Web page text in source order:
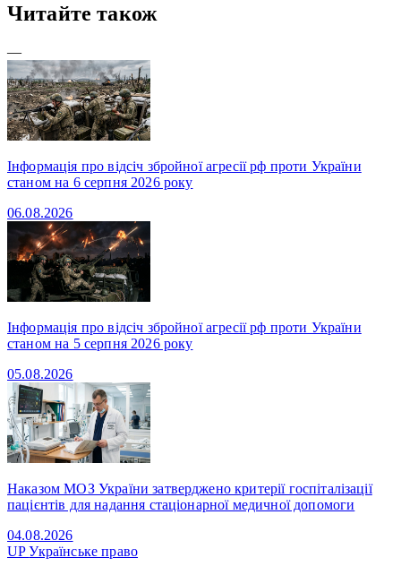
Читайте також
—
Інформація про відсіч збройної агресії рф проти України
станом на 6 серпня 2026 року
06.08.2026
Інформація про відсіч збройної агресії рф проти України
станом на 5 серпня 2026 року
05.08.2026
Наказом МОЗ України затверджено критерії госпіталізації
пацієнтів для надання стаціонарної медичної допомоги
04.08.2026
UPУкраїнське право